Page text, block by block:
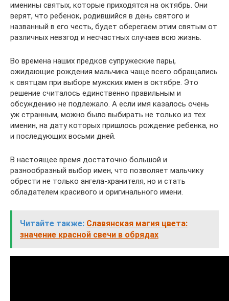
именины святых, которые приходятся на октябрь. Они
верят, что ребенок, родившийся в день святого и
названный в его честь, будет оберегаем этим святым от
различных невзгод и несчастных случаев всю жизнь.
Во времена наших предков супружеские пары,
ожидающие рождения мальчика чаще всего обращались
к святцам при выборе мужских имен в октябре. Это
решение считалось единственно правильным и
обсуждению не подлежало. А если имя казалось очень
уж странным, можно было выбирать не только из тех
именин, на дату которых пришлось рождение ребенка, но
и последующих восьми дней.
В настоящее время достаточно большой и
разнообразный выбор имен, что позволяет мальчику
обрести не только ангела-хранителя, но и стать
обладателем красивого и оригинального имени.
Читайте также: Славянская магия цвета:
значение красной свечи в обрядах